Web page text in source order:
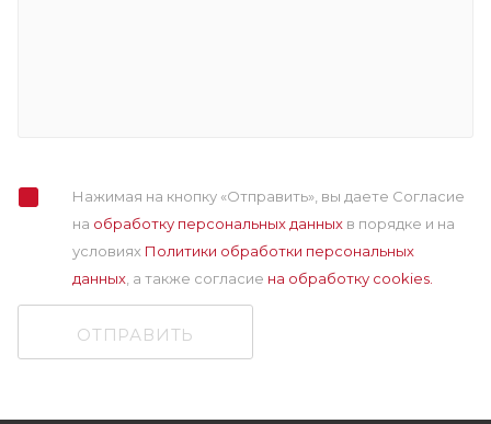
Нажимая на кнопку «Отправить», вы даете Согласие
на обработку персональных данных в порядке и на
условиях Политики обработки персональных
данных , а также cогласие на обработку cookies.
ОТПРАВИТЬ